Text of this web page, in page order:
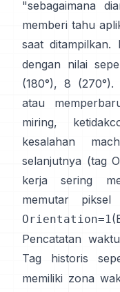
"sebagaimana
memberi tahu
saat
dengan nilai
(180°), 8 (270°).
atau
miring,
kesalahan
selanjutnya (tag
kerja sering
memutar
Orientation=1(
Pencatatan
Tag historis
memiliki zona